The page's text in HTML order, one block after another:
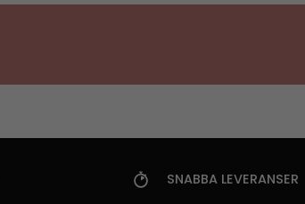
SNABBA LEVERANSER